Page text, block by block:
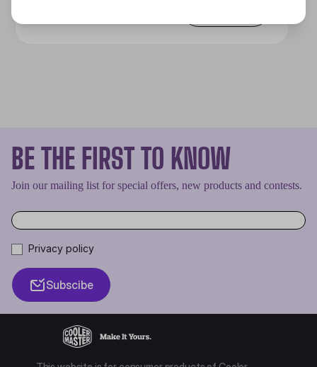
BE THE FIRST TO KNOW
Join our mailing list for special offers, new products and contests.
Privacy policy
Subscibe